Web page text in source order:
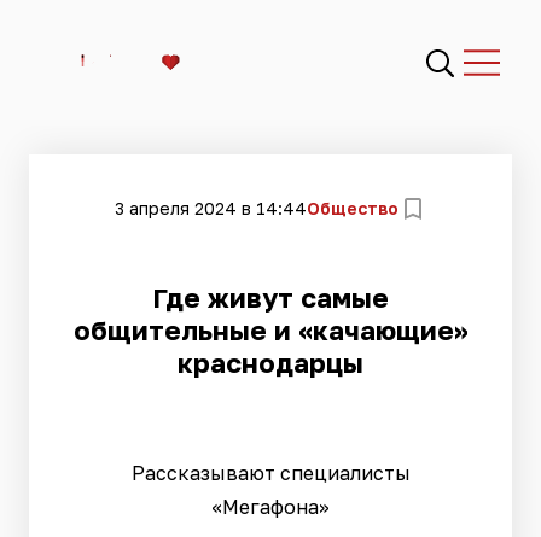
3 апреля 2024 в 14:44Общество
Где живут самые
общительные и «качающие»
краснодарцы
Рассказывают специалисты
«Мегафона»